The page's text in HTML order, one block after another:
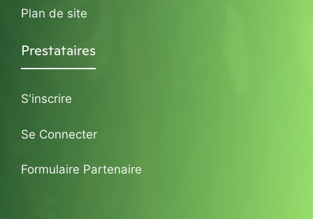
Plan de site
Prestataires
S'inscrire
Se Connecter
Formulaire Partenaire